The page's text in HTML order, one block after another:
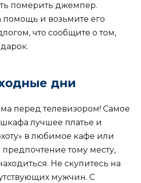
померить джемпер.
помощь и возьмите его
что сообщите о том,
дни
перед телевизором! Самое
лучшее платье и
в любимое кафе или
предпочтение тому месту,
Не скупитесь на
мужчин. С